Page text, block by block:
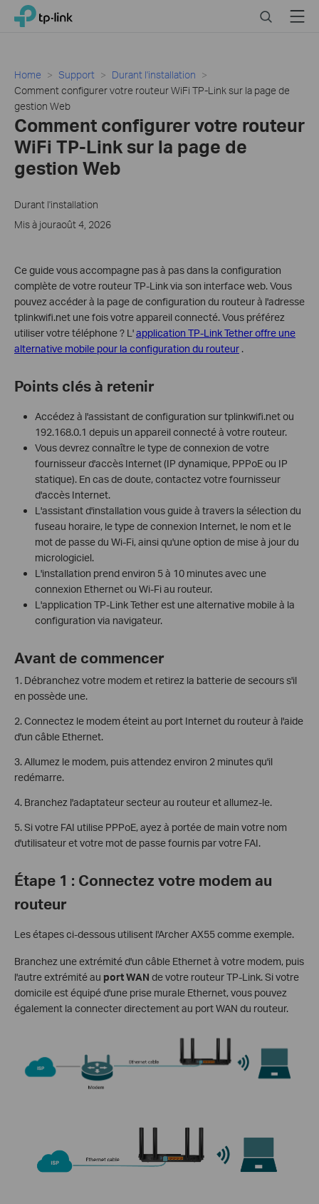
Click
navigation
TP-Link, Reliably Smart SearchMenu
Home Support
Durant l'installation
Comment configurer votre routeur WiFi TP-Link sur la page de
gestion Web
Comment configurer votre routeur
WiFi TP-Link sur la page de
gestion Web
Durant l'installation
Mis à jouraoût 4, 2026
Ce guide vous accompagne pas à pas dans la configuration
complète de votre routeur TP-Link via son interface web. Vous
pouvez accéder à la page de configuration du routeur à l'adresse
tplinkwifi.net une fois votre appareil connecté. Vous préférez
utiliser votre téléphone ? L'application TP-Link Tether offre une
alternative mobile pour la configuration du routeur .
Points clés à retenir
Accédez à l'assistant de configuration sur tplinkwifi.net ou
192.168.0.1 depuis un appareil connecté à votre routeur.
Vous devrez connaître le type de connexion de votre
fournisseur d'accès Internet (IP dynamique, PPPoE ou IP
statique). En cas de doute, contactez votre fournisseur
d'accès Internet.
L'assistant d'installation vous guide à travers la sélection du
fuseau horaire, le type de connexion Internet, le nom et le
mot de passe du Wi-Fi, ainsi qu'une option de mise à jour du
micrologiciel.
L'installation prend environ 5 à 10 minutes avec une
connexion Ethernet ou Wi-Fi au routeur.
L'application TP-Link Tether est une alternative mobile à la
configuration via navigateur.
Avant de commencer
1. Débranchez votre modem et retirez la batterie de secours s'il
en possède une.
2. Connectez le modem éteint au port Internet du routeur à l'aide
d'un câble Ethernet.
3. Allumez le modem, puis attendez environ 2 minutes qu'il
redémarre.
4. Branchez l'adaptateur secteur au routeur et allumez-le.
5. Si votre FAI utilise PPPoE, ayez à portée de main votre nom
d'utilisateur et votre mot de passe fournis par votre FAI.
Étape 1 : Connectez votre modem au
routeur
Les étapes ci-dessous utilisent l'Archer AX55 comme exemple.
Branchez une extrémité d'un câble Ethernet à votre modem, puis
l'autre extrémité au port WAN de votre routeur TP-Link. Si votre
domicile est équipé d'une prise murale Ethernet, vous pouvez
également la connecter directement au port WAN du routeur.